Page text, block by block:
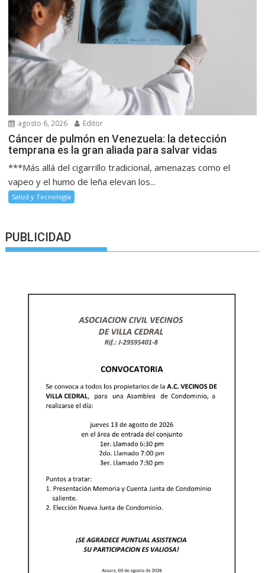
agosto 6, 2026 Editor
Cáncer de pulmón en Venezuela: la detección
temprana es la gran aliada para salvar vidas
***Más allá del cigarrillo tradicional, amenazas como el
vapeo y el humo de leña elevan los...
Salud y Tecnología
PUBLICIDAD